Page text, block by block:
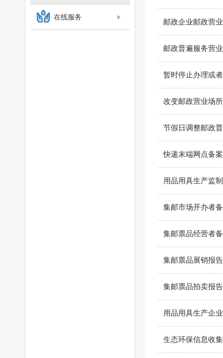
在线服务
邮政企业邮政营
邮政普遍服务营
暂时停止办理或
改变邮政营业场
节假日调整邮政
快递末端网点备案
用品用具生产监
集邮市场开办者
集邮票品经营者
集邮票品展销报告
集邮票品拍卖报告
用品用具生产企
生态环保信息收集